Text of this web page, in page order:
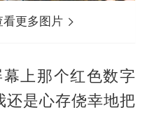
更多图片
上那个红色数字
还是心存侥幸地把